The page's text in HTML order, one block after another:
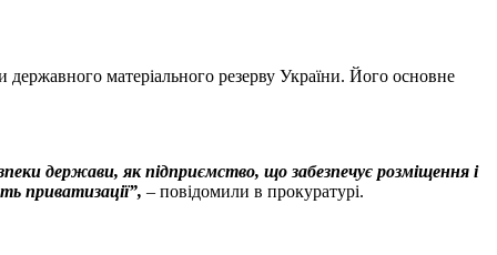
державного матеріального резерву України. Його основне
держави, як підприємство, що забезпечує розміщення і
приватизації”, – повідомили в прокуратурі.